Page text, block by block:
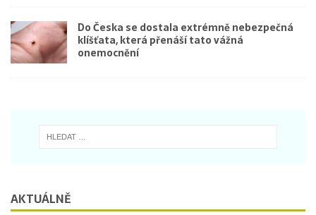
Do Česka se dostala extrémně nebezpečná
klíšťata, která přenáší tato vážná
onemocnění
AKTUÁLNĚ